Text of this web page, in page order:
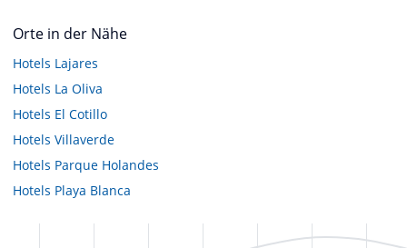
Orte in der Nähe
Hotels Lajares
Hotels La Oliva
Hotels El Cotillo
Hotels Villaverde
Hotels Parque Holandes
Hotels Playa Blanca